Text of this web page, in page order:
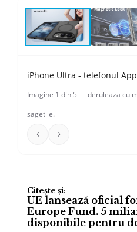
iPhone Ultra - telefonul
Imagine 1 din 5 — deruleaza cu
sagetile.
‹ ›
UE lansează oficial
Europe Fund. 5
disponibile pentru